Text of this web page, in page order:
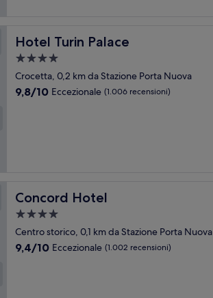
Hotel Turin Palace
Hotel Turin Palace
Struttura
a
4.0
Crocetta, 0,2 km da Stazione Porta Nuova
9.8
9,8/10 Eccezionale (1.006 recensioni)
Concord Hotel
Concord Hotel
Struttura
a
4.0
Centro storico, 0,1 km da Stazione Porta Nuova
9.4
9,4/10 Eccezionale (1.002 recensioni)